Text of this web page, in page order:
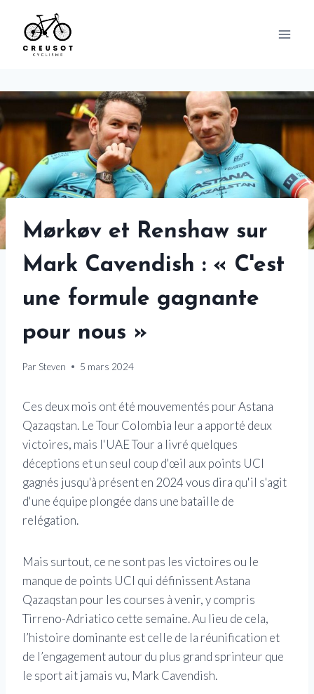
content
Mørkøv et Renshaw sur
Mark Cavendish : « C'est
une formule gagnante
pour nous »
Par Steven 5 mars 2024
Ces deux mois ont été mouvementés pour Astana
Qazaqstan. Le Tour Colombia leur a apporté deux
victoires, mais l'UAE Tour a livré quelques
déceptions et un seul coup d'œil aux points UCI
gagnés jusqu'à présent en 2024 vous dira qu'il s'agit
d'une équipe plongée dans une bataille de
relégation.
Mais surtout, ce ne sont pas les victoires ou le
manque de points UCI qui définissent Astana
Qazaqstan pour les courses à venir, y compris
Tirreno-Adriatico cette semaine. Au lieu de cela,
l’histoire dominante est celle de la réunification et
de l’engagement autour du plus grand sprinteur que
le sport ait jamais vu, Mark Cavendish.